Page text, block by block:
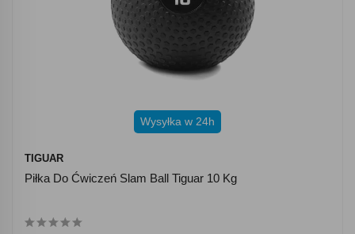
Wysyłka w 24h
TIGUAR
Piłka Do Ćwiczeń Slam Ball Tiguar 10 Kg